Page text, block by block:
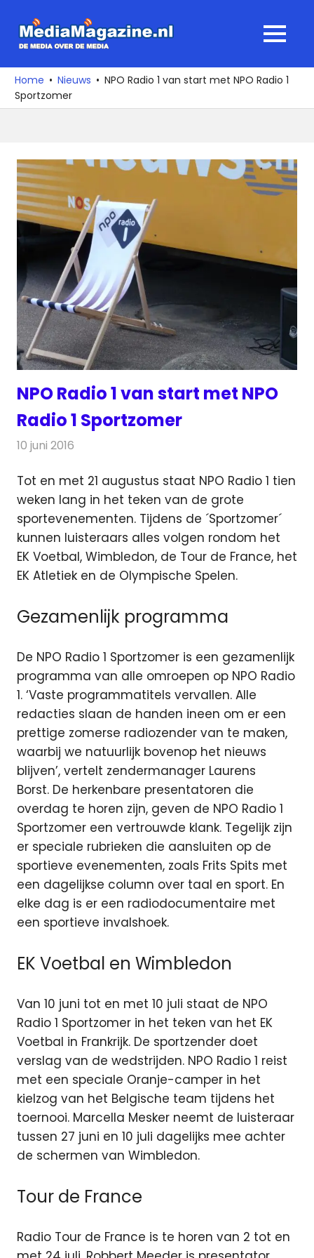
naar
media
over
de
MENU
Home Nieuws
NPO Radio 1 van start met NPO Radio 1
Sportzomer
NPO Radio 1 van start met NPO
Radio 1 Sportzomer
10 juni 2016
Tot en met 21 augustus staat NPO Radio 1 tien
weken lang in het teken van de grote
sportevenementen. Tijdens de ´Sportzomer´
kunnen luisteraars alles volgen rondom het
EK Voetbal, Wimbledon, de Tour de France, het
EK Atletiek en de Olympische Spelen.
Gezamenlijk programma
De NPO Radio 1 Sportzomer is een gezamenlijk
programma van alle omroepen op NPO Radio
1. ‘Vaste programmatitels vervallen. Alle
redacties slaan de handen ineen om er een
prettige zomerse radiozender van te maken,
waarbij we natuurlijk bovenop het nieuws
blijven’, vertelt zendermanager Laurens
Borst. De herkenbare presentatoren die
overdag te horen zijn, geven de NPO Radio 1
Sportzomer een vertrouwde klank. Tegelijk zijn
er speciale rubrieken die aansluiten op de
sportieve evenementen, zoals Frits Spits met
een dagelijkse column over taal en sport. En
elke dag is er een radiodocumentaire met
een sportieve invalshoek.
EK Voetbal en Wimbledon
Van 10 juni tot en met 10 juli staat de NPO
Radio 1 Sportzomer in het teken van het EK
Voetbal in Frankrijk. De sportzender doet
verslag van de wedstrijden. NPO Radio 1 reist
met een speciale Oranje-camper in het
kielzog van het Belgische team tijdens het
toernooi. Marcella Mesker neemt de luisteraar
tussen 27 juni en 10 juli dagelijks mee achter
de schermen van Wimbledon.
Tour de France
Radio Tour de France is te horen van 2 tot en